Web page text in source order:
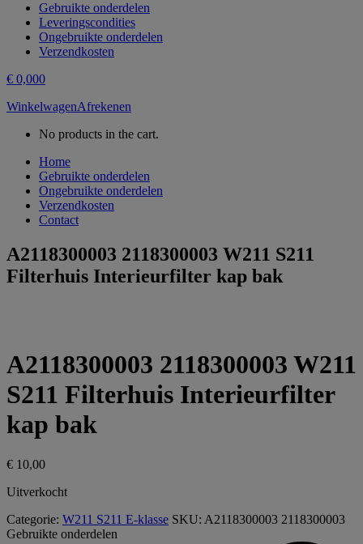
Gebruikte onderdelen
Leveringscondities
Ongebruikte onderdelen
Verzendkosten
€ 0,000
WinkelwagenAfrekenen
No products in the cart.
Home
Gebruikte onderdelen
Ongebruikte onderdelen
Verzendkosten
Contact
A2118300003 2118300003 W211 S211
Filterhuis Interieurfilter kap bak
A2118300003 2118300003 W211
S211 Filterhuis Interieurfilter
kap bak
€ 10,00
Uitverkocht
Categorie: W211 S211 E-klasse SKU: A2118300003 2118300003
Gebruikte onderdelen